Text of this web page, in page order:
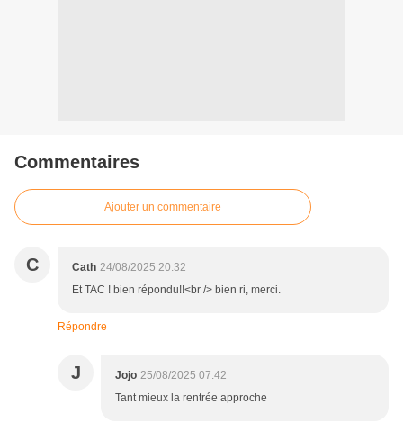
Commentaires
Ajouter un commentaire
C Cath 24/08/2025 20:32
Et TAC ! bien répondu!!<br /> bien ri, merci.
Répondre
J Jojo 25/08/2025 07:42
Tant mieux la rentrée approche